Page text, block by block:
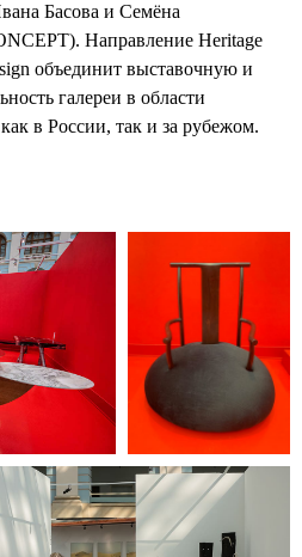
Басова и Семёна
Направление Heritage
объединит выставочную и
галереи в области
в России, так и за рубежом.